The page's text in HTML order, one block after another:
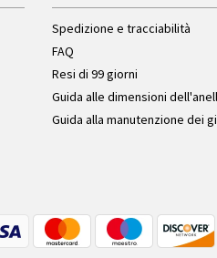
Spedizione e tracciabilità
FAQ
Resi di 99 giorni
Guida alle dimensioni
Guida alla manutenzione dei